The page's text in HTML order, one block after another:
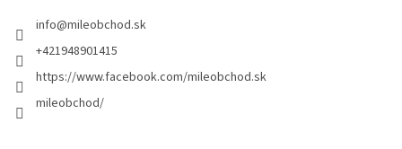
info@mileobchod.sk
+421948901415
https://www.facebook.com/mileobchod.sk
mileobchod/